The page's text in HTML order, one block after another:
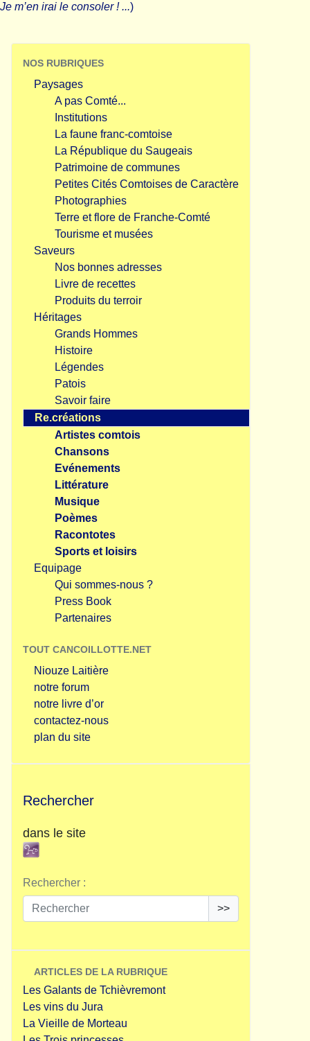
Je m’en irai le consoler ! ...)
NOS RUBRIQUES
Paysages
A pas Comté...
Institutions
La faune franc-comtoise
La République du Saugeais
Patrimoine de communes
Petites Cités Comtoises de Caractère
Photographies
Terre et flore de Franche-Comté
Tourisme et musées
Saveurs
Nos bonnes adresses
Livre de recettes
Produits du terroir
Héritages
Grands Hommes
Histoire
Légendes
Patois
Savoir faire
Re.créations
Artistes comtois
Chansons
Evénements
Littérature
Musique
Poèmes
Racontotes
Sports et loisirs
Equipage
Qui sommes-nous ?
Press Book
Partenaires
TOUT CANCOILLOTTE.NET
Niouze Laitière
notre forum
notre livre d’or
contactez-nous
plan du site
Rechercher
dans le site
Rechercher :
>>
ARTICLES DE LA RUBRIQUE
Les Galants de Tchièvremont
Les vins du Jura
La Vieille de Morteau